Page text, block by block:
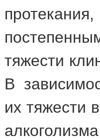
тяжести
В
их тяжести